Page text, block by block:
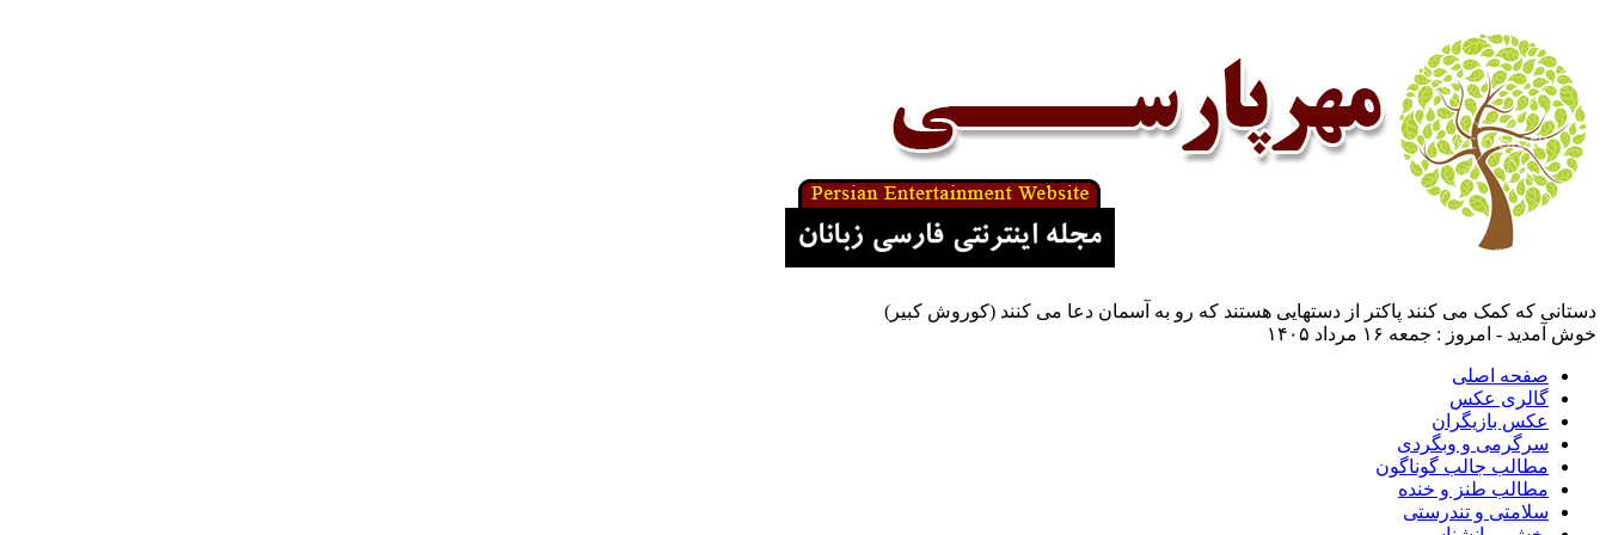
دستانی که کمک می کنند پاکتر از دستهایی هستند که رو به آسمان دعا می کنند (کوروش کبیر)
خوش آمدید - امروز : جمعه ۱۶ مرداد ۱۴۰۵
صفحه اصلی
گالری عکس
عکس بازیگران
سرگرمی و وبگردی
مطالب جالب گوناگون
مطالب طنز و خنده
سلامتی و تندرستی